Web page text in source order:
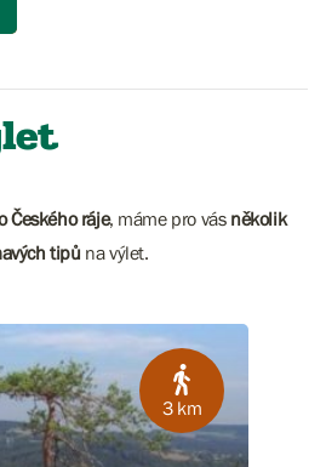
Českého ráje, máme pro vás několik
tipů na výlet.
3 km